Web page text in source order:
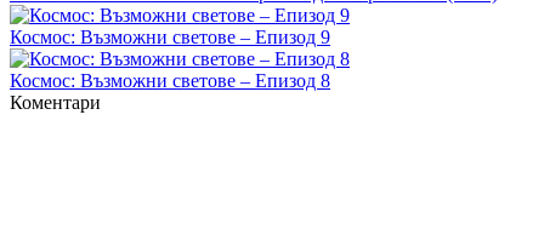
Космос: Възможни светове – Епизод 9
Космос: Възможни светове – Епизод 8
Коментари